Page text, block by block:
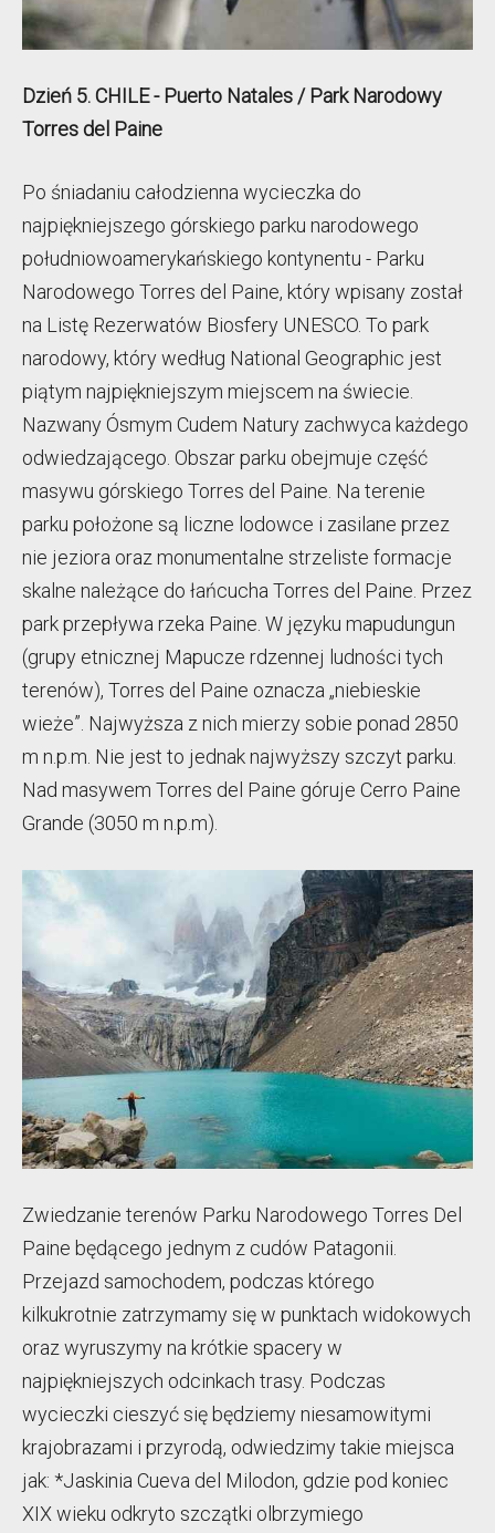
Dzień 5. CHILE - Puerto Natales / Park Narodowy
Torres del Paine
Po śniadaniu całodzienna wycieczka do
najpiękniejszego górskiego parku narodowego
południowoamerykańskiego kontynentu - Parku
Narodowego Torres del Paine, który wpisany został
na Listę Rezerwatów Biosfery UNESCO. To park
narodowy, który według National Geographic jest
piątym najpiękniejszym miejscem na świecie.
Nazwany Ósmym Cudem Natury zachwyca każdego
odwiedzającego. Obszar parku obejmuje część
masywu górskiego Torres del Paine. Na terenie
parku położone są liczne lodowce i zasilane przez
nie jeziora oraz monumentalne strzeliste formacje
skalne należące do łańcucha Torres del Paine. Przez
park przepływa rzeka Paine. W języku mapudungun
(grupy etnicznej Mapucze rdzennej ludności tych
terenów), Torres del Paine oznacza „niebieskie
wieże”. Najwyższa z nich mierzy sobie ponad 2850
m n.p.m. Nie jest to jednak najwyższy szczyt parku.
Nad masywem Torres del Paine góruje Cerro Paine
Grande (3050 m n.p.m).
Zwiedzanie terenów Parku Narodowego Torres Del
Paine będącego jednym z cudów Patagonii.
Przejazd samochodem, podczas którego
kilkukrotnie zatrzymamy się w punktach widokowych
oraz wyruszymy na krótkie spacery w
najpiękniejszych odcinkach trasy. Podczas
wycieczki cieszyć się będziemy niesamowitymi
krajobrazami i przyrodą, odwiedzimy takie miejsca
jak: *Jaskinia Cueva del Milodon, gdzie pod koniec
XIX wieku odkryto szczątki olbrzymiego